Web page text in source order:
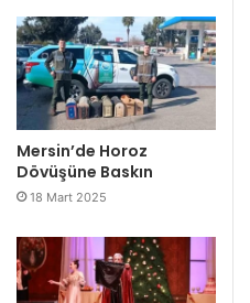
Mersin’de Horoz
Dövüşüne Baskın
18 Mart 2025